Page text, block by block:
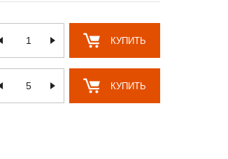
КУПИТЬ
КУПИТЬ